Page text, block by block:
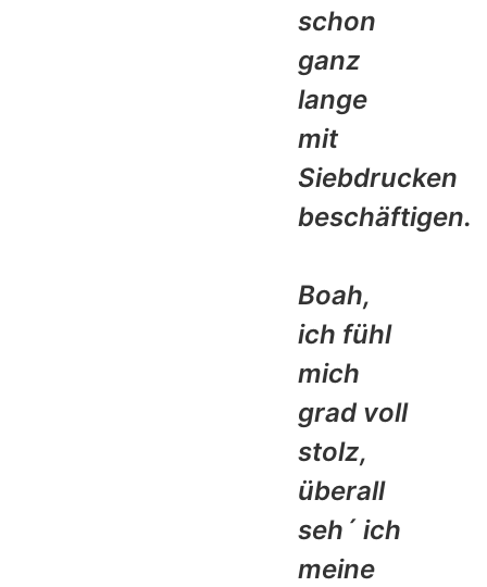
schon
ganz
lange
mit
Siebdrucken
beschäftigen.
Boah,
ich fühl
mich
grad voll
stolz,
überall
seh´ ich
meine